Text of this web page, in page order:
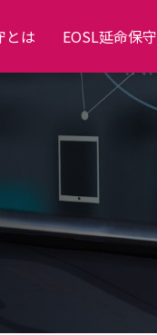
とは EOSL延命保守